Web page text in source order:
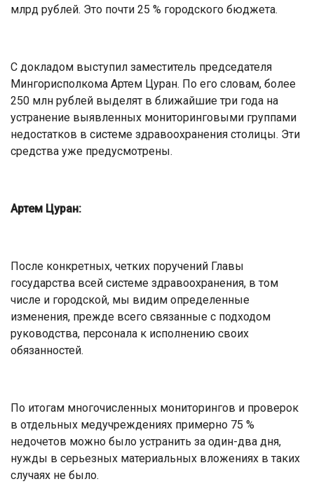
млрд рублей. Это почти 25 % городского бюджета.
С докладом выступил заместитель председателя
Мингорисполкома Артем Цуран. По его словам, более
250 млн рублей выделят в ближайшие три года на
устранение выявленных мониторинговыми группами
недостатков в системе здравоохранения столицы. Эти
средства уже предусмотрены.
Артем Цуран:
После конкретных, четких поручений Главы
государства всей системе здравоохранения, в том
числе и городской, мы видим определенные
изменения, прежде всего связанные с подходом
руководства, персонала к исполнению своих
обязанностей.
По итогам многочисленных мониторингов и проверок
в отдельных медучреждениях примерно 75 %
недочетов можно было устранить за один-два дня,
нужды в серьезных материальных вложениях в таких
случаях не было.